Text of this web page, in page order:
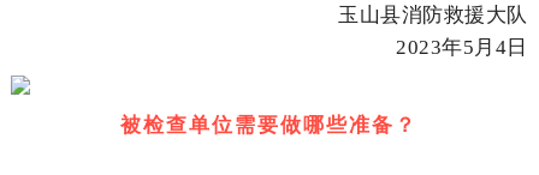
玉山县消防救援大队
2023年5月4日
被检查单位需要做哪些准备？